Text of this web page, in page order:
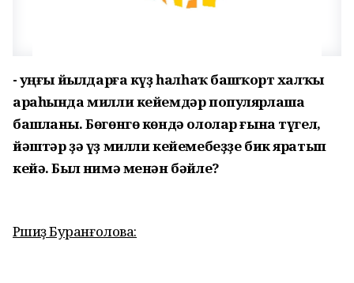
- Һуңғы йылдарға күҙ һалһаҡ башҡорт халҡы
араһында милли кейемдәр популярлаша
башланы. Бөгөнгө көндә ололар ғына түгел,
йәштәр ҙә үҙ милли кейемебеҙҙе бик яратып
кейә. Был нимә менән бәйле?
Рәшиҙә Буранғолова: